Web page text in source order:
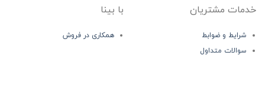
خدمات مشتریان
شرایط و ضوابط
سوالات متداول
با بینا
همکاری در فروش